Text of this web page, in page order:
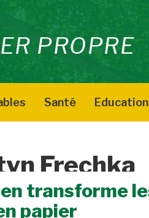
PROPRE
Santé Education
Frechka
transforme
papier